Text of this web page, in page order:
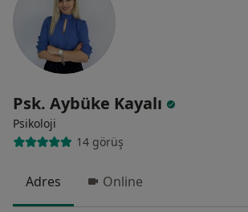
Psk. Aybüke Kayalı
Psikoloji
14 görüş
Adres Online